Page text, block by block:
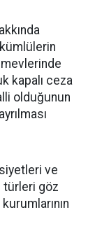
kapalı ceza
olduğunun
ve
türleri göz